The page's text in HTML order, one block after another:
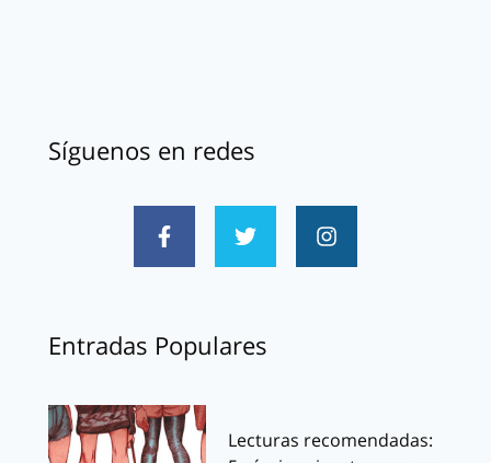
Síguenos en redes
Entradas Populares
Lecturas recomendadas: